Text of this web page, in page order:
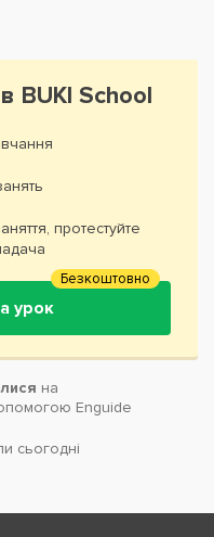
BUKI School
протестуйте
урок
Безкоштовно
на
Enguide
cьогодні